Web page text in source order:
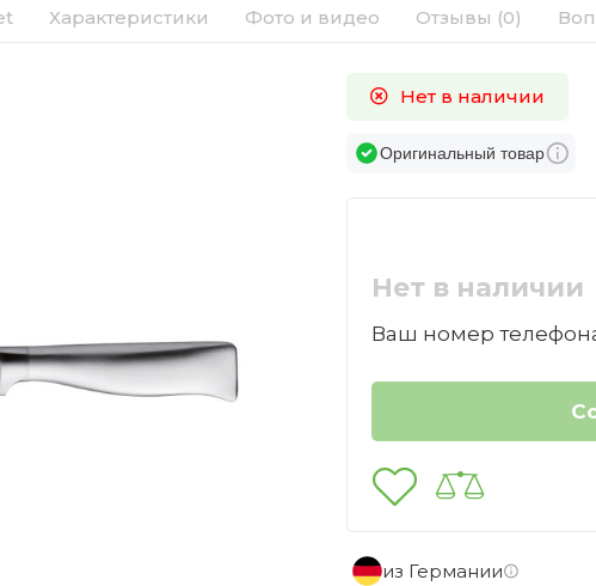
Характеристики Фото и видео Отзывы (0)
Нет в наличии
Оригинальный товар
Нет в наличии
Ваш номер
из Германии